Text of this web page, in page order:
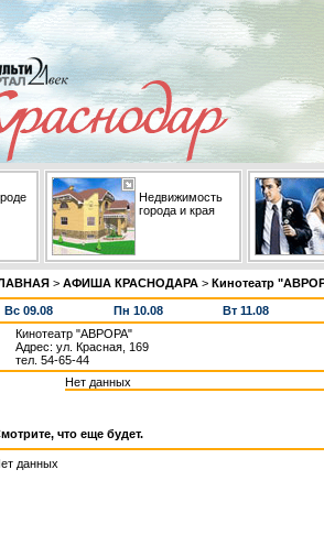
Недвижимость
города и края
> АФИША КРАСНОДАРА > Кинотеатр
Вс 09.08 Пн 10.08
Вт 11.08
Кинотеатр "АВРОРА"
Адрес: ул. Красная, 169
тел. 54-65-44
Нет данных
что еще будет.
данных